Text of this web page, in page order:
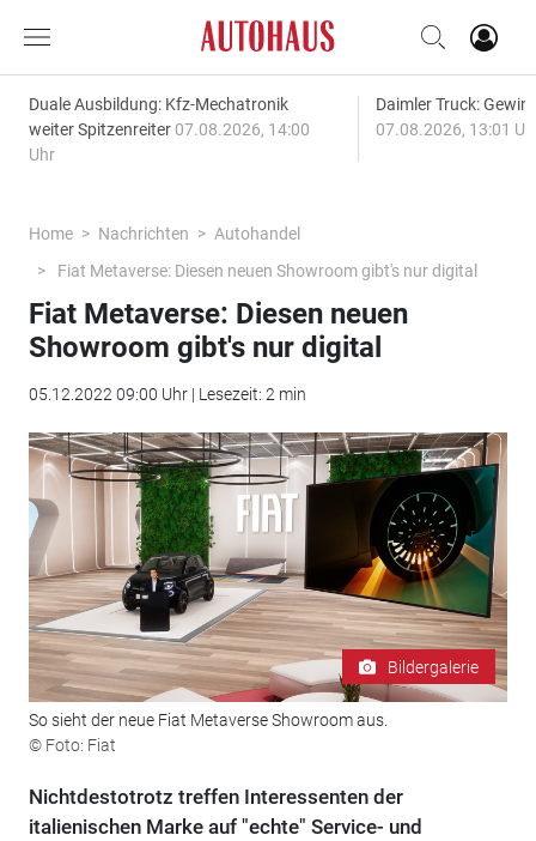
Duale Ausbildung: Kfz-Mechatronik
weiter Spitzenreiter 07.08.2026, 14:00
Uhr
Daimler Truck:
07.08.2026, 13:01
Home Nachrichten
Autohandel
Fiat Metaverse: Diesen neuen Showroom gibt's nur digital
Fiat Metaverse: Diesen neuen
Showroom gibt's nur digital
05.12.2022 09:00 Uhr | Lesezeit: 2 min
Bildergalerie
So sieht der neue Fiat Metaverse Showroom aus.
© Foto: Fiat
Nichtdestotrotz treffen Interessenten der
italienischen Marke auf "echte" Service- und